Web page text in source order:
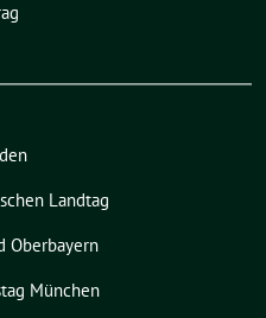
Landtag
Oberbayern
München